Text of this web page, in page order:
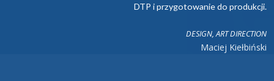
DTP i przygotowanie do produkcji.
DESIGN, ART DIRECTION
Maciej Kiełbiński